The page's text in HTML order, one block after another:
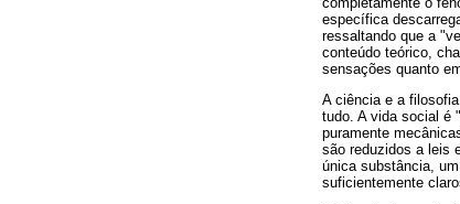
específica
ressaltando que a
conteúdo teórico,
sensações quanto
A ciência e a
tudo. A vida social é
puramente
são reduzidos a leis
única substância,
suficientemente